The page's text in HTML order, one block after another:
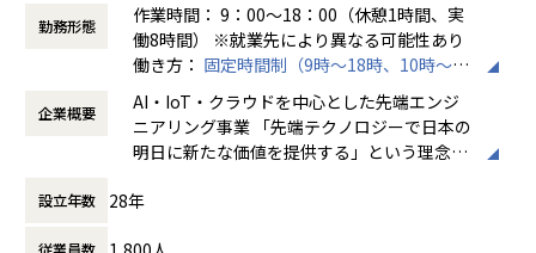
★リーダーによるフォロー
経験のある技術者をリーダーに任命し、技術者のフォロー
ができる体制を整えています。
リーダーと営業は月に1度会議の場を設けており、情報共
有を行っております。
無
勤務形態
作業時間： 9：00～18：00（休憩1時間、実
働8時間） ※就業先により異なる可能性あり
働き方： 固定時間制（9時～18時、10時～19
時間外労働の有無： 有（月平均20時間～30
時間）
休憩時間： 60分
企業概要
AI・IoT・クラウドを中心とした先端エンジ
ニアリング事業 「先端テクノロジーで日本の
明日に新たな価値を提供する」という理念を
た先端テクノロジーの中で「ジャパニアスだ
設立年数 28年